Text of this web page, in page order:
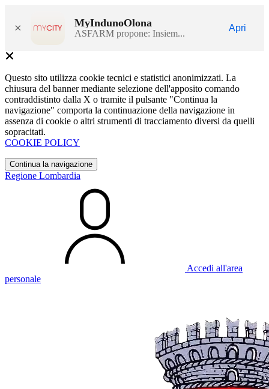
× MyIndunoOlona
ASFARM propone: Insiem...
Apri
Questo sito utilizza cookie tecnici e statistici anonimizzati. La
chiusura del banner mediante selezione dell'apposito comando
contraddistinto dalla X o tramite il pulsante "Continua la
navigazione" comporta la continuazione della navigazione in
assenza di cookie o altri strumenti di tracciamento diversi da quelli
sopracitati.
COOKIE POLICY
Continua la navigazione
Regione Lombardia
Accedi all'area
personale